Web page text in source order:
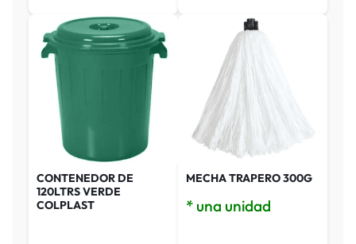
CONTENEDOR DE
120LTRS VERDE
COLPLAST
MECHA TRAPERO 300G
* una unidad